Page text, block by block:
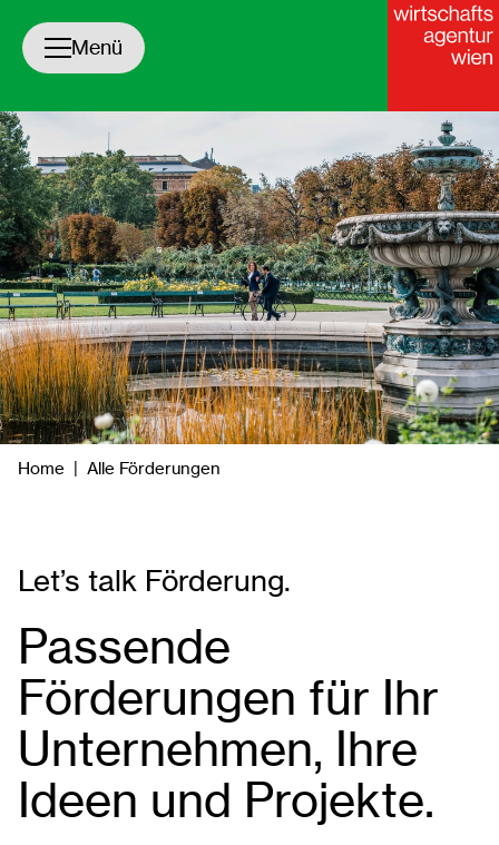
Navigation öffnen/schließen
Menü
Home Alle Förderungen
Passende
Förderungen für Ihr
Unternehmen, Ihre
Ideen und Projekte.
Let’s talk Förderung.